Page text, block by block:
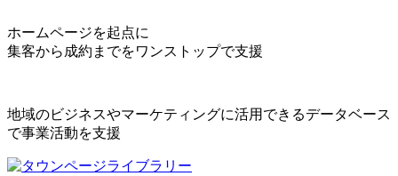
ホームページを起点に
集客から成約までをワンストップで支援
地域のビジネスやマーケティングに活用できるデータベース
で事業活動を支援